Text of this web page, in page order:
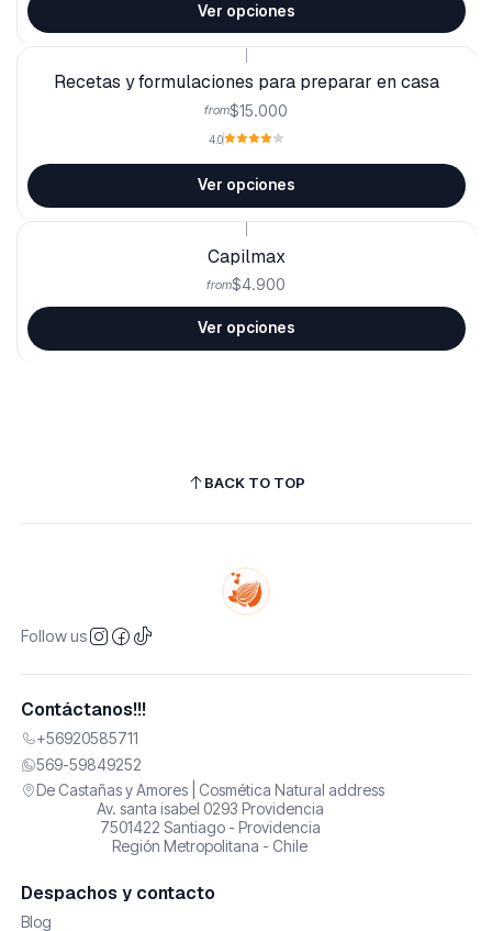
Ver opciones
Recetas y formulaciones para preparar en casa
from$15.000
4.0
Ver opciones
Capilmax
from$4.900
Ver opciones
BACK TO TOP
Follow us
Contáctanos!!!
+56920585711
569-59849252
De Castañas y Amores | Cosmética Natural address
Av. santa isabel 0293 Providencia
7501422 Santiago - Providencia
Región Metropolitana - Chile
Despachos y contacto
Blog